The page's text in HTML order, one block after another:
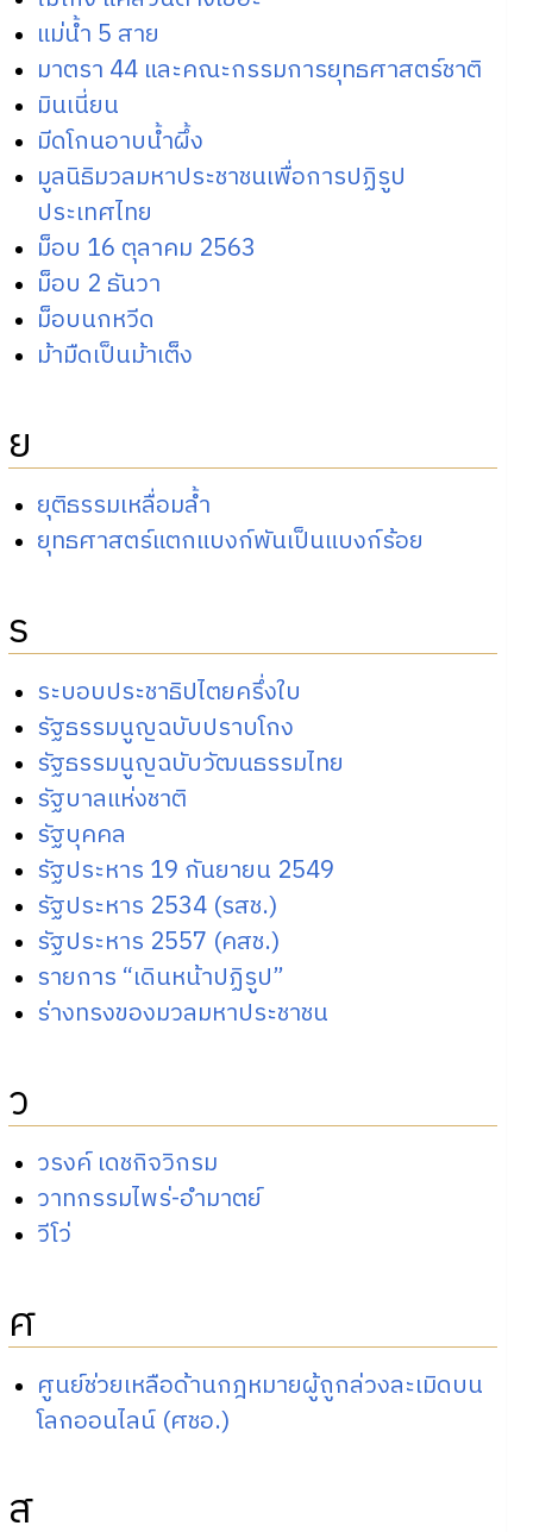
แม่น้ำ 5 สาย
มาตรา 44 และคณะกรรมการยุทธศาสตร์ชาติ
มินเนี่ยน
มีดโกนอาบน้ำผึ้ง
มูลนิธิมวลมหาประชาชนเพื่อการปฏิรูป
ประเทศไทย
ม็อบ 16 ตุลาคม 2563
ม็อบ 2 ธันวา
ม็อบนกหวีด
ม้ามืดเป็นม้าเต็ง
ย
ยุติธรรมเหลื่อมล้ำ
ยุทธศาสตร์แตกแบงก์พันเป็นแบงก์ร้อย
ร
ระบอบประชาธิปไตยครึ่งใบ
รัฐธรรมนูญฉบับปราบโกง
รัฐธรรมนูญฉบับวัฒนธรรมไทย
รัฐบาลแห่งชาติ
รัฐบุคคล
รัฐประหาร 19 กันยายน 2549
รัฐประหาร 2534 (รสช.)
รัฐประหาร 2557 (คสช.)
รายการ “เดินหน้าปฏิรูป”
ร่างทรงของมวลมหาประชาชน
ว
วรงค์ เดชกิจวิกรม
วาทกรรมไพร่-อำมาตย์
วีโว่
ศ
ศูนย์ช่วยเหลือด้านกฎหมายผู้ถูกล่วงละเมิดบน
โลกออนไลน์ (ศชอ.)
ส